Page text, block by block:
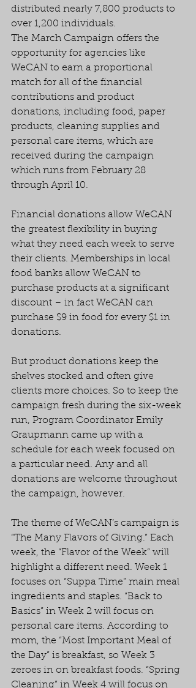
distributed nearly 7,800 products to
over 1,200 individuals.
The March Campaign offers the
opportunity for agencies like
WeCAN to earn a proportional
match for all of the financial
contributions and product
donations, including food, paper
products, cleaning supplies and
personal care items, which are
received during the campaign
which runs from February 28
through April 10.
Financial donations allow WeCAN
the greatest flexibility in buying
what they need each week to serve
their clients. Memberships in local
food banks allow WeCAN to
purchase products at a significant
discount – in fact WeCAN can
purchase $9 in food for every $1 in
donations.
But product donations keep the
shelves stocked and often give
clients more choices. So to keep the
campaign fresh during the six-week
run, Program Coordinator Emily
Graupmann came up with a
schedule for each week focused on
a particular need. Any and all
donations are welcome throughout
the campaign, however.
The theme of WeCAN’s campaign is
“The Many Flavors of Giving.” Each
week, the “Flavor of the Week” will
highlight a different need. Week 1
focuses on “Suppa Time” main meal
ingredients and staples. “Back to
Basics” in Week 2 will focus on
personal care items. According to
mom, the “Most Important Meal of
the Day” is breakfast, so Week 3
zeroes in on breakfast foods. “Spring
Cleaning” in Week 4 will focus on